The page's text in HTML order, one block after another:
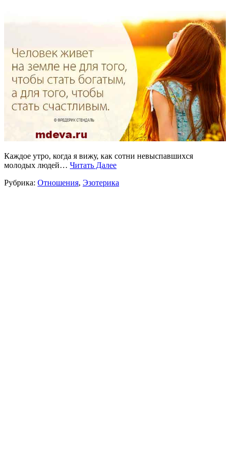
Каждое утро, когда я вижу, как сотни невыспавшихся
молодых людей… Читать Далее
Рубрика: Отношения, Эзотерика